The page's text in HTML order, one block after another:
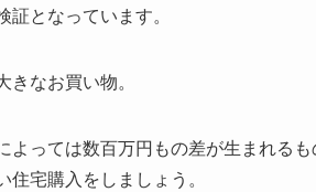
となっています。
なお買い物。
っては数百万円もの差が生まれる
宅購入をしましょう。